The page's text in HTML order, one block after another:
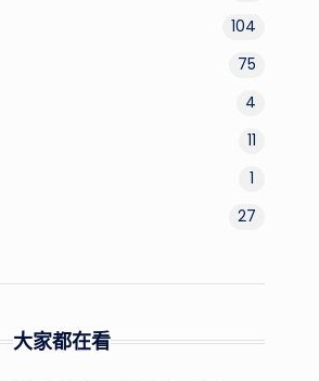
104
75
4
11
1
27
大家都在看